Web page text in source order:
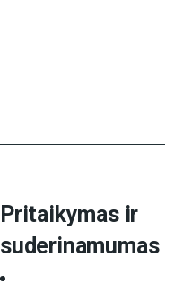
Pritaikymas ir
suderinamumas